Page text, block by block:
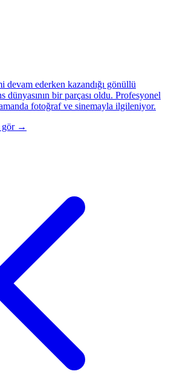
devam ederken kazandığı gönüllü
dünyasının bir parçası oldu. Profesyonel
fotoğraf ve sinemayla ilgileniyor.
gör →